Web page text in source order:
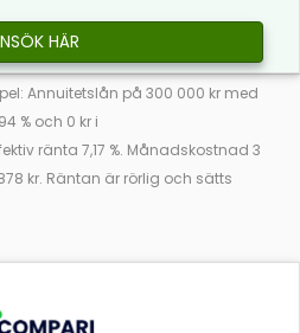
HÄR
Annuitetslån på 300 000 kr med
% och 0 kr i
ränta 7,17 %. Månadskostnad 3
kr. Räntan är rörlig och sätts